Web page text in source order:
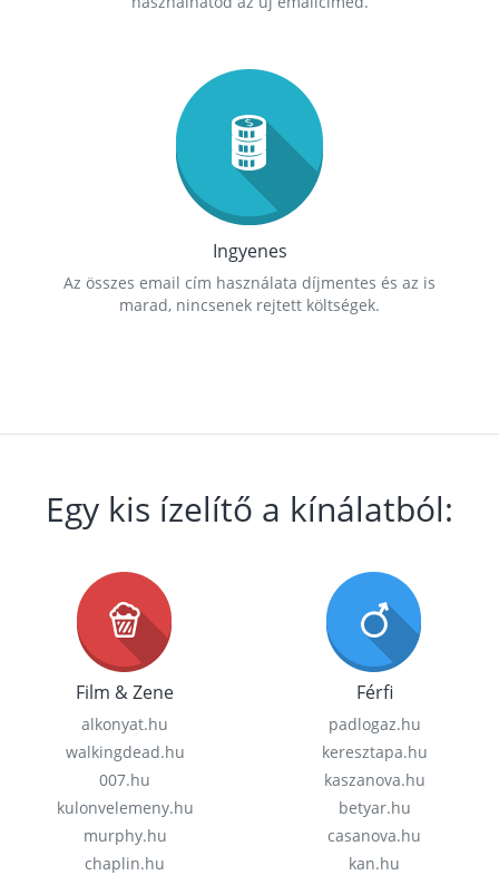
Ingyenes
Az összes email cím használata díjmentes és az is
marad, nincsenek rejtett költségek.
Egy kis ízelítő a kínálatból:
Film & Zene
alkonyat.hu
walkingdead.hu
007.hu
kulonvelemeny.hu
murphy.hu
chaplin.hu
Férfi
padlogaz.hu
keresztapa.hu
kaszanova.hu
betyar.hu
casanova.hu
kan.hu